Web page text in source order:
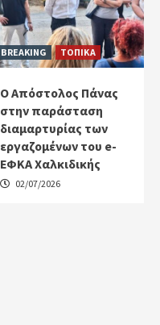
BREAKING ΤΟΠΙΚΑ
Ο Απόστολος Πάνας
στην παράσταση
διαμαρτυρίας των
εργαζομένων του e-
ΕΦΚΑ Χαλκιδικής
02/07/2026